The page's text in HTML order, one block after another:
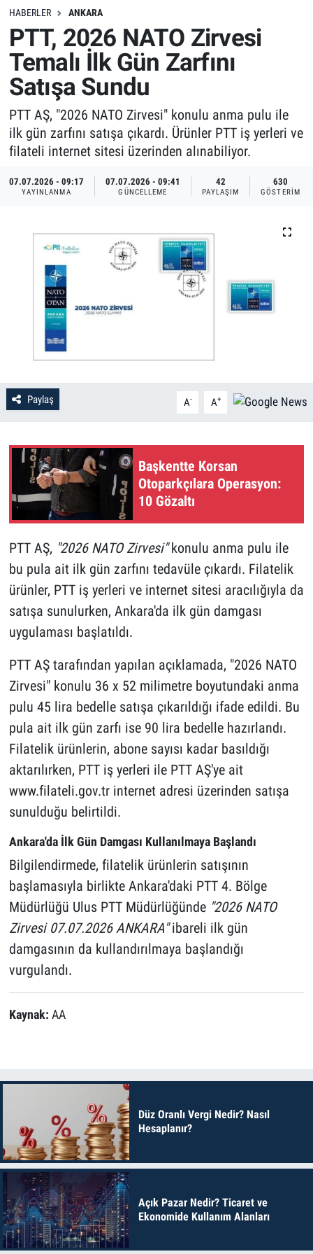
HABERLER ANKARA
PTT, 2026 NATO Zirvesi
Temalı İlk Gün Zarfını
Satışa Sundu
PTT AŞ, "2026 NATO Zirvesi" konulu anma pulu ile
ilk gün zarfını satışa çıkardı. Ürünler PTT iş yerleri ve
filateli internet sitesi üzerinden alınabiliyor.
07.07.2026 - 09:17
YAYINLANMA
07.07.2026 - 09:41
GÜNCELLEME
42
PAYLAŞIM
630
GÖSTERIM
Paylaş A- A+
Başkentte Korsan
Otoparkçılara Operasyon:
10 Gözaltı
PTT AŞ, "2026 NATO Zirvesi"konulu anma pulu ile
bu pula ait ilk gün zarfını tedavüle çıkardı. Filatelik
ürünler, PTT iş yerleri ve internet sitesi aracılığıyla da
satışa sunulurken, Ankara'da ilk gün damgası
uygulaması başlatıldı.
PTT AŞ tarafından yapılan açıklamada, "2026 NATO
Zirvesi" konulu 36 x 52 milimetre boyutundaki anma
pulu 45 lira bedelle satışa çıkarıldığı ifade edildi. Bu
pula ait ilk gün zarfı ise 90 lira bedelle hazırlandı.
Filatelik ürünlerin, abone sayısı kadar basıldığı
aktarılırken, PTT iş yerleri ile PTT AŞ'ye ait
www.filateli.gov.tr internet adresi üzerinden satışa
sunulduğu belirtildi.
Ankara'da İlk Gün Damgası Kullanılmaya Başlandı
Bilgilendirmede, filatelik ürünlerin satışının
başlamasıyla birlikte Ankara'daki PTT 4. Bölge
Müdürlüğü Ulus PTT Müdürlüğünde "2026 NATO
Zirvesi 07.07.2026 ANKARA"ibareli ilk gün
damgasının da kullandırılmaya başlandığı
vurgulandı.
Kaynak: AA
Düz Oranlı Vergi Nedir? Nasıl
Hesaplanır?
Açık Pazar Nedir? Ticaret ve
Ekonomide Kullanım Alanları